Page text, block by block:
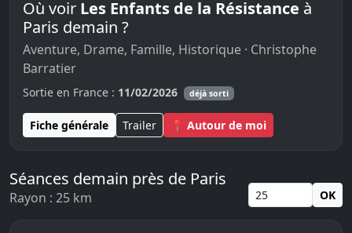
Où voir Les Enfants de la Résistance à
Paris demain ?
Aventure, Drame, Famille, Historique · Christophe
Barratier
Sortie en France : 11/02/2026 déjà sorti
Fiche générale Trailer 📍 Autour de moi
Séances demain près de Paris
Rayon : 25 km OK